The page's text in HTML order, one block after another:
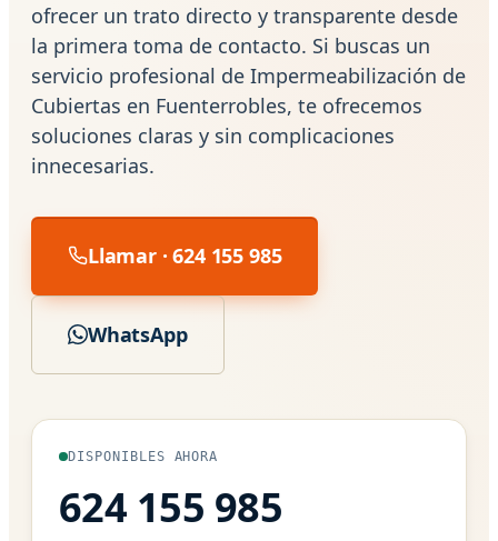
ofrecer un trato directo y transparente desde
la primera toma de contacto. Si buscas un
servicio profesional de Impermeabilización de
Cubiertas en Fuenterrobles, te ofrecemos
soluciones claras y sin complicaciones
innecesarias.
Llamar · 624 155 985
WhatsApp
DISPONIBLES AHORA
624 155 985